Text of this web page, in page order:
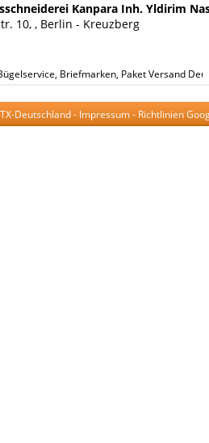
Kanpara Inh. Yldirim
10, , Berlin - Kreuzberg
Briefmarken, Paket Versand
Deutschland - Impressum- Richtlinien